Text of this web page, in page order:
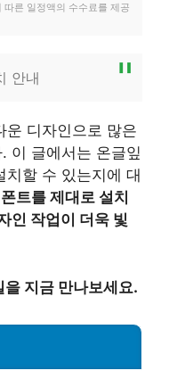
른 일정액의 수수료를 제공
안내
운 디자인으로 많은
이 글에서는 온글잎
치할 수 있는지에 대
폰트를 제대로 설치
인 작업이 더욱 빛
지금 만나보세요.